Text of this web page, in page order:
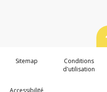
Sitemap
Conditions
d'utilisation
Accessibilité